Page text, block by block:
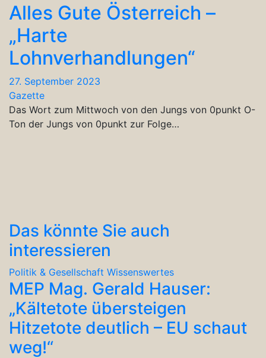
Alles Gute Österreich –
„Harte
Lohnverhandlungen“
27. September 2023
Gazette
Das Wort zum Mittwoch von den Jungs von 0punkt O-
Ton der Jungs von 0punkt zur Folge…
Das könnte Sie auch
interessieren
Politik & Gesellschaft Wissenswertes
MEP Mag. Gerald Hauser:
„Kältetote übersteigen
Hitzetote deutlich – EU schaut
weg!“